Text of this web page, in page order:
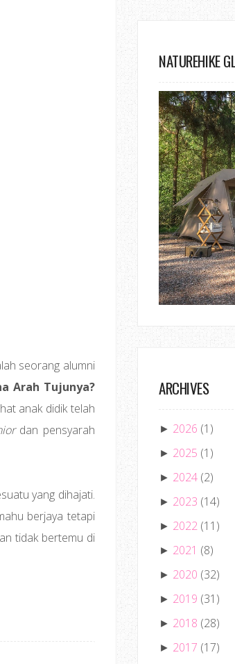
seorang alumni
Arah Tujunya?
anak didik telah
dan pensyarah
yang dihajati.
berjaya tetapi
tidak bertemu di
NATUREHIKE
ARCHIVES
► 2026 (1)
► 2025 (1)
► 2024 (2)
► 2023 (14)
► 2022 (11)
► 2021 (8)
► 2020 (32)
► 2019 (31)
► 2018 (28)
► 2017 (17)